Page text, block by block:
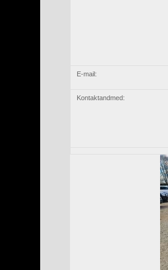
E-mail:
Kontaktandmed: